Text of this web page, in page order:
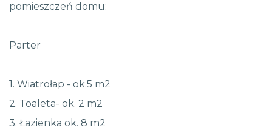
pomieszczeń domu:
Parter
1. Wiatrołap - ok.5 m2
2. Toaleta- ok. 2 m2
3. Łazienka ok. 8 m2